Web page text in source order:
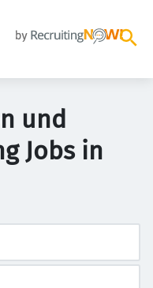
und
Jobs in